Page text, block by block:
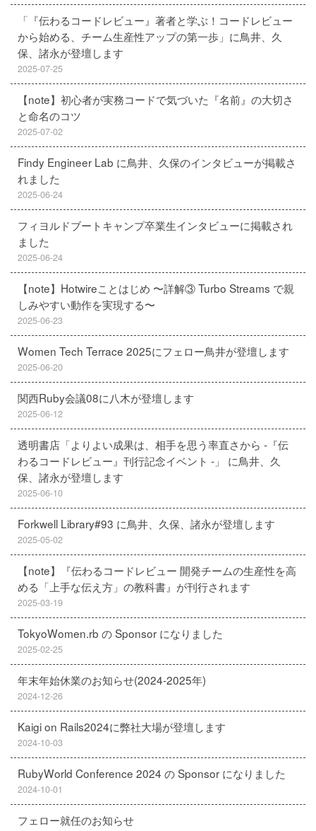
「『伝わるコードレビュー』著者と学ぶ！コードレビュー
から始める、チーム生産性アップの第一歩」に鳥井、久
保、諸永が登壇します
2025-07-25
【note】初心者が実務コードで気づいた『名前』の大切さ
と命名のコツ
2025-07-02
Findy Engineer Lab に鳥井、久保のインタビューが掲載さ
れました
2025-06-24
フィヨルドブートキャンプ卒業生インタビューに掲載され
ました
2025-06-24
【note】Hotwireことはじめ 〜詳解③ Turbo Streams で親
しみやすい動作を実現する〜
2025-06-23
Women Tech Terrace 2025にフェロー鳥井が登壇します
2025-06-20
関西Ruby会議08に八木が登壇します
2025-06-12
透明書店「よりよい成果は、相手を思う率直さから -『伝
わるコードレビュー』刊行記念イベント -」 に鳥井、久
保、諸永が登壇します
2025-06-10
Forkwell Library#93 に鳥井、久保、諸永が登壇します
2025-05-02
【note】『伝わるコードレビュー 開発チームの生産性を高
める「上手な伝え方」の教科書』が刊行されます
2025-03-19
TokyoWomen.rb の Sponsor になりました
2025-02-25
年末年始休業のお知らせ(2024-2025年)
2024-12-26
Kaigi on Rails2024に弊社大場が登壇します
2024-10-03
RubyWorld Conference 2024 の Sponsor になりました
2024-10-01
フェロー就任のお知らせ